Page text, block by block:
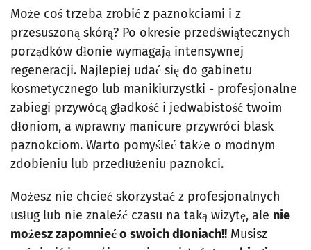
Może coś trzeba zrobić z paznokciami i z
przesuszoną skórą? Po okresie przedświątecznych
porządków dłonie wymagają intensywnej
regeneracji. Najlepiej udać się do gabinetu
kosmetycznego lub manikiurzystki - profesjonalne
zabiegi przywócą gładkość i jedwabistość twoim
dłoniom, a wprawny manicure przywróci blask
paznokciom. Warto pomyśleć także o modnym
zdobieniu lub przedłużeniu paznokci.
Możesz nie chcieć skorzystać z profesjonalnych
usług lub nie znaleźć czasu na taką wizytę, ale nie
możesz zapomnieć o swoich dłoniach!! Musisz